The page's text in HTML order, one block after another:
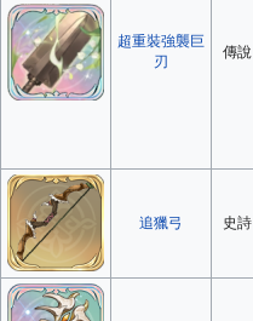
超重裝強襲巨
刃
傳說
追獵弓 史詩